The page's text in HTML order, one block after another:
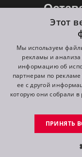
©
All rights
Этот
Мы используем
рекламы и
информацию об
партнерам по
ее с другой
которую они собрали в
ПРИНЯТЬ